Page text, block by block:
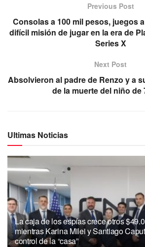
Previous Post
Consolas a 100 mil pesos, juegos
difícil misión de jugar en la era de
Series X
Next Post
Absolvieron al padre de Renzo y a
de la muerte del niño de
Ultimas Noticias
La caja de los espías crece otros
mientras Karina Milei y Santiago
control de la “casa”